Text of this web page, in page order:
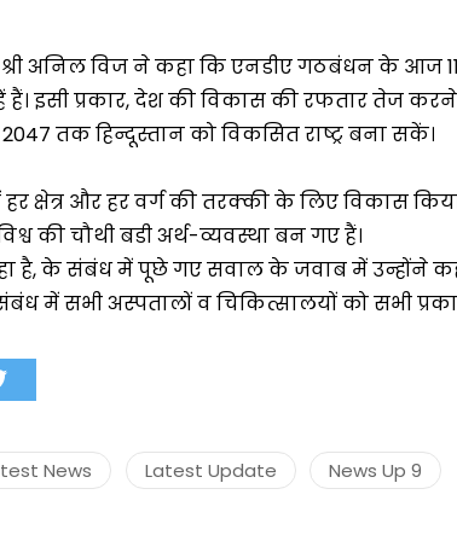
श्री अनिल विज ने कहा कि एनडीए गठबंधन के आज
हैं। इसी प्रकार, देश की विकास की रफतार तेज
तक हिन्दूस्तान को विकसित राष्ट्र बना सकें।
क्षेत्र और हर वर्ग की तरक्की के लिए विकास
की चौथी बडी अर्थ-व्यवस्था बन गए हैं।
है, के संबंध में पूछे गए सवाल के जवाब में उन्होंने
में सभी अस्पतालों व चिकित्सालयों को सभी
News Latest Update News Up 9
starts with every
not from the comfort
मंत्री अनिल
समस्याएं